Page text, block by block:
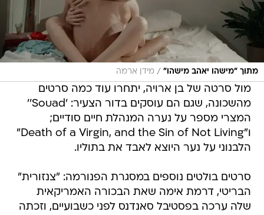
מתוך "מישהו יאהב מישהו" / מידן ארמה
מול סרטה של בן ארויה, יתחרו עוד כמה סרטים
מהשכונה, שגם הם עוסקים בדור הצעיר: 'Souad''
המצרי מספר על נערה המנהלת חיים סודיים;
ו"Death of a Virgin, and the Sin of Not Living"
הלבנוני על נער היוצא לאבד את בתוליו.
סרטים בולטים נוספים במסגרת הפנורמה: "צנזורית"
הבריטי, דרמת אימה שאת הבכורה האמריקאית
שלה ערכה בפסטיבל סאנדנס לפני כשבועיים, וזכתה